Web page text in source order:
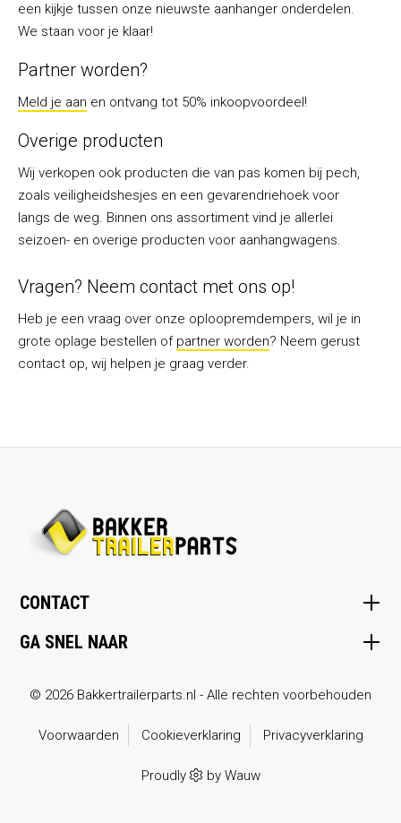
een kijkje tussen onze nieuwste aanhanger onderdelen.
We staan voor je klaar!
Partner worden?
Meld je aan en ontvang tot 50% inkoopvoordeel!
Overige producten
Wij verkopen ook producten die van pas komen bij pech,
zoals veiligheidshesjes en een gevarendriehoek voor
langs de weg. Binnen ons assortiment vind je allerlei
seizoen- en overige producten voor aanhangwagens.
Vragen? Neem contact met ons op!
Heb je een vraag over onze oploopremdempers, wil je in
grote oplage bestellen of partner worden? Neem gerust
contact op, wij helpen je graag verder.
CONTACT
GA SNEL NAAR
© 2026 Bakkertrailerparts.nl - Alle rechten voorbehouden
Voorwaarden Cookieverklaring Privacyverklaring
Proudly by Wauw